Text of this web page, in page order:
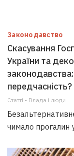
Законодавство
Скасування
України та
передчасність?
Статті • Влада i люди
чимало прогалин